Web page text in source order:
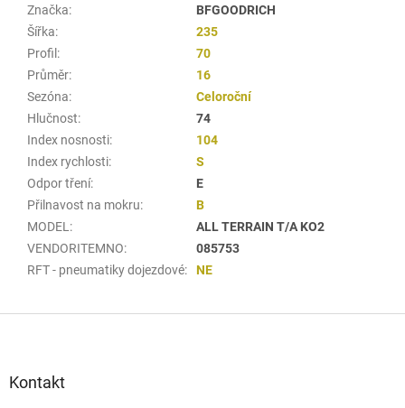
Značka:
BFGOODRICH
Šířka:
235
Profil :
70
Průměr:
16
Sezóna:
Celoroční
Hlučnost:
74
Index nosnosti:
104
Index rychlosti:
S
Odpor tření:
E
Přilnavost na mokru:
B
MODEL :
ALL TERRAIN T/A KO2
VENDORITEMNO:
085753
RFT - pneumatiky dojezdové: NE
Kontakt